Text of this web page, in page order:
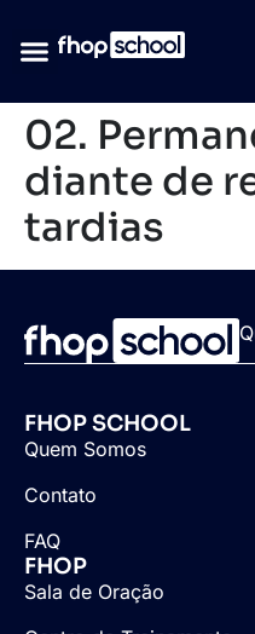
02.
diante de
tardias
FHOP SCHOOL
Quem Somos
Contato
FAQ
FHOP
Sala de Oração